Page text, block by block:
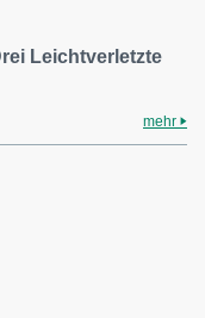
Leichtverletzte
mehr